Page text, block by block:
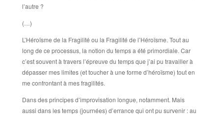
l’autre ?
(…)
L’Héroïsme de la Fragilité ou la Fragilité de l’Héroïsme. Tout au
long de ce processus, la notion du temps a été primordiale. Car
c’est souvent à travers l’épreuve du temps que j’ai pu travailler à
dépasser mes limites (et toucher à une forme d’héroïsme) tout en
me confrontant à mes fragilités.
Dans des principes d’improvisation longue, notamment. Mais
aussi dans les temps (journées) d’errance qui ont pu survenir : au